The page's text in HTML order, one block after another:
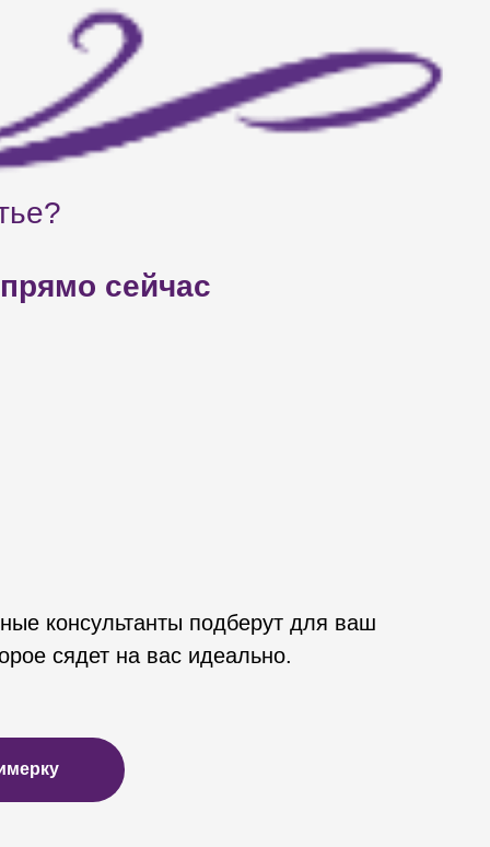
сейчас
консультанты подберут для ваш
сядет на вас идеально.